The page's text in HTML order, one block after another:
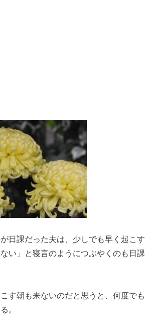
日課だった夫は、少しでも早く起こす
い」と寝言のようにつぶやくのも日課
す朝も来ないのだと思うと、何度でも
。